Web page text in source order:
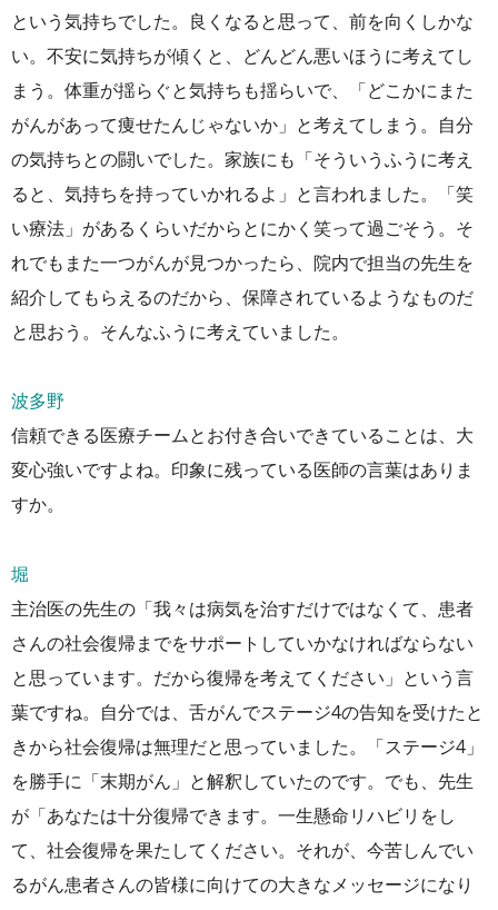
という気持ちでした。良くなると思って、前を向くしかな
い。不安に気持ちが傾くと、どんどん悪いほうに考えてし
まう。体重が揺らぐと気持ちも揺らいで、「どこかにまた
がんがあって痩せたんじゃないか」と考えてしまう。自分
の気持ちとの闘いでした。家族にも「そういうふうに考え
ると、気持ちを持っていかれるよ」と言われました。「笑
い療法」があるくらいだからとにかく笑って過ごそう。そ
れでもまた一つがんが見つかったら、院内で担当の先生を
紹介してもらえるのだから、保障されているようなものだ
と思おう。そんなふうに考えていました。
波多野
信頼できる医療チームとお付き合いできていることは、大
変心強いですよね。印象に残っている医師の言葉はありま
すか。
堀
主治医の先生の「我々は病気を治すだけではなくて、患者
さんの社会復帰までをサポートしていかなければならない
と思っています。だから復帰を考えてください」という言
葉ですね。自分では、舌がんでステージ4の告知を受けたと
きから社会復帰は無理だと思っていました。「ステージ4」
を勝手に「末期がん」と解釈していたのです。でも、先生
が「あなたは十分復帰できます。一生懸命リハビリをし
て、社会復帰を果たしてください。それが、今苦しんでい
るがん患者さんの皆様に向けての大きなメッセージになり